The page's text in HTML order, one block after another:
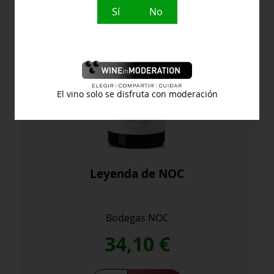
Leyenda de NOC
Bodegas NOC
34,10 €
Sí No
El vino solo se disfruta con moderación